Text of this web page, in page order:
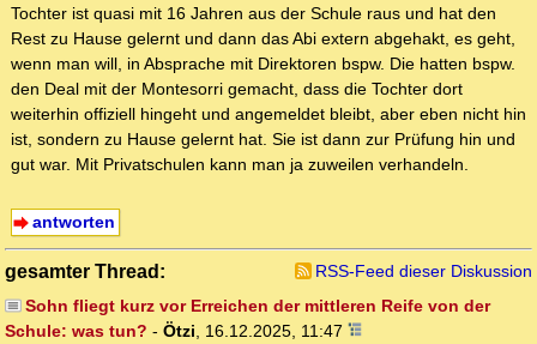
Tochter ist quasi mit 16 Jahren aus der Schule raus und hat den
Rest zu Hause gelernt und dann das Abi extern abgehakt, es geht,
wenn man will, in Absprache mit Direktoren bspw. Die hatten bspw.
den Deal mit der Montesorri gemacht, dass die Tochter dort
weiterhin offiziell hingeht und angemeldet bleibt, aber eben nicht hin
ist, sondern zu Hause gelernt hat. Sie ist dann zur Prüfung hin und
gut war. Mit Privatschulen kann man ja zuweilen verhandeln.
antworten
gesamter Thread:
RSS-Feed dieser Diskussion
Sohn fliegt kurz vor Erreichen der mittleren Reife von der
Schule: was tun? - Ötzi, 16.12.2025, 11:47